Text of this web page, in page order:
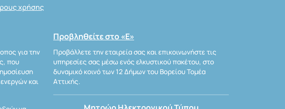
χρήσης
για την
που
και
Προβληθείτε στο «Ε»
Προβάλλετε την εταιρεία σας και επικοινωνήστε τις
υπηρεσίες σας μέσω ενός ελκυστικού πακέτου, στο
δυναμικό κοινό των 12 Δήμων του Βορείου Τομέα
Αττικής.